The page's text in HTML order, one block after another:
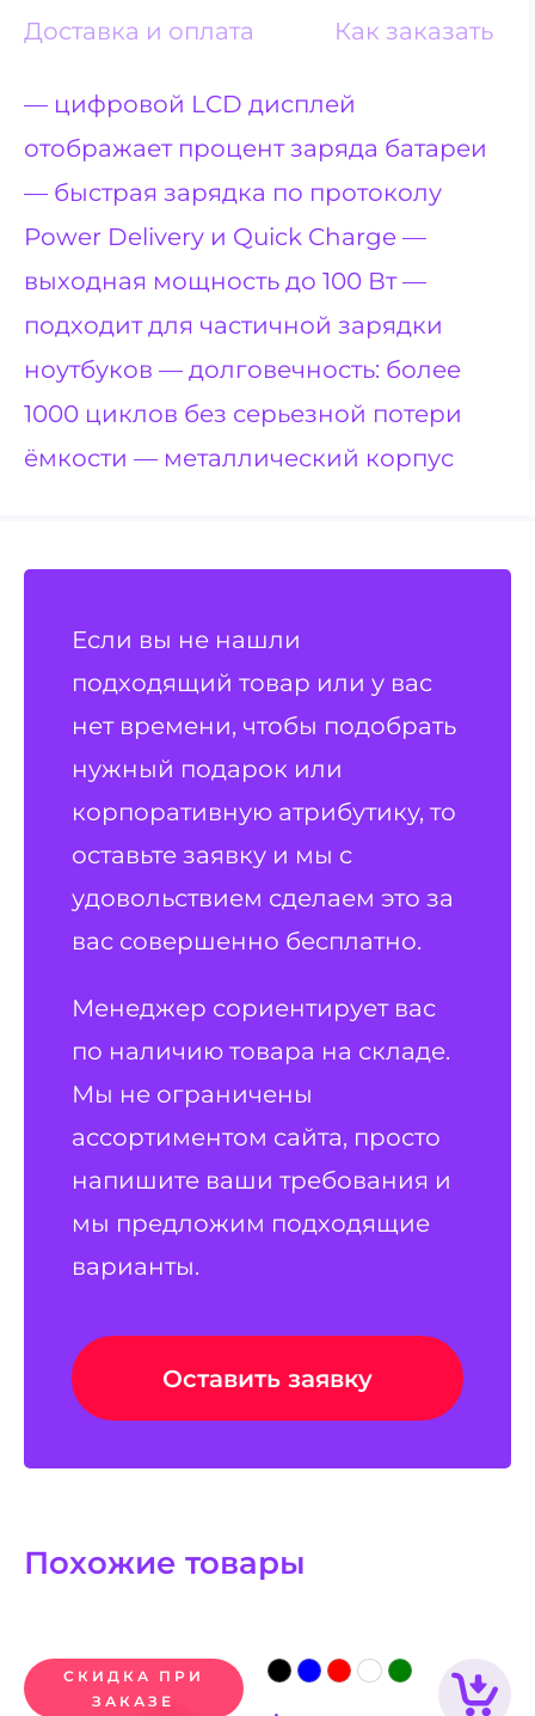
Доставка и оплата Как заказать
— цифровой LCD дисплей
отображает процент заряда батареи
— быстрая зарядка по протоколу
Power Delivery и Quick Charge —
выходная мощность до 100 Вт —
подходит для частичной зарядки
ноутбуков — долговечность: более
1000 циклов без серьезной потери
ёмкости — металлический корпус
Если вы не нашли
подходящий товар или у вас
нет времени, чтобы подобрать
нужный подарок или
корпоративную атрибутику, то
оставьте заявку и мы с
удовольствием сделаем это за
вас совершенно бесплатно.
Менеджер сориентирует вас
по наличию товара на складе.
Мы не ограничены
ассортиментом сайта, просто
напишите ваши требования и
мы предложим подходящие
варианты.
Оставить заявку
Похожие товары
СКИДКА ПРИ
ЗАКАЗЕ